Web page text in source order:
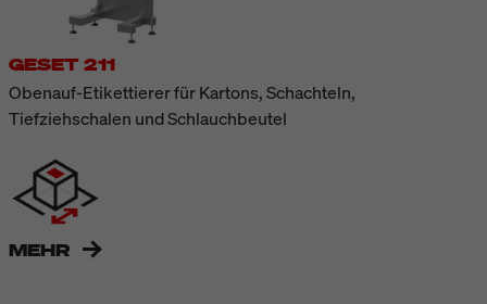
GESET 211
Obenauf-Etikettierer für Kartons, Schachteln,
Tiefziehschalen und Schlauchbeutel
MEHR